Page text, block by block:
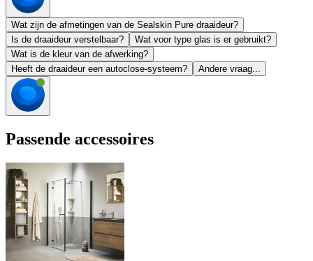
Wat zijn de afmetingen van de Sealskin Pure draaideur?
Is de draaideur verstelbaar?
Wat voor type glas is er gebruikt?
Wat is de kleur van de afwerking?
Heeft de draaideur een autoclose-systeem?
Andere vraag...
Passende accessoires